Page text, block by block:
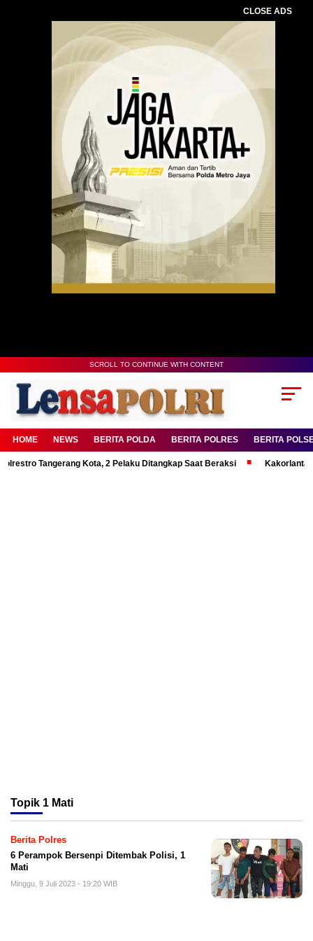
CLOSE ADS
SCROLL TO CONTINUE WITH CONTENT
HOME NEWS BERITA POLDA BERITA POLRES BERITA
Tangerang Kota, 2 Pelaku Ditangkap Saat Beraksi Kakorlantas
Topik 1 Mati
Berita Polres
6 Perampok Bersenpi Ditembak Polisi, 1
Mati
Minggu, 9 Juli 2023 - 19:20 WIB